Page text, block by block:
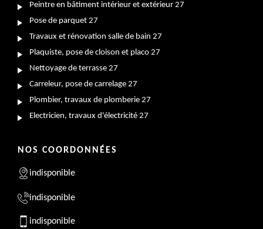
Peintre en bâtiment intérieur et extérieur 27
Pose de parquet 27
Travaux et rénovation salle de bain 27
Plaquiste, pose de cloison et placo 27
Nettoyage de terrasse 27
Carreleur, pose de carrelage 27
Plombier, travaux de plomberie 27
Electricien, travaux d'électricité 27
NOS COORDONNÉES
indisponible
indisponible
indisponible